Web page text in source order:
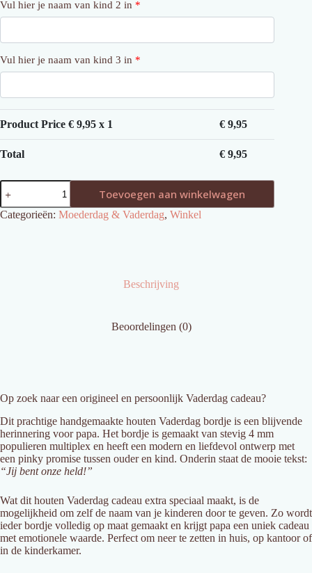
Vul hier je naam van kind 2 in *
Vul hier je naam van kind 3 in *
Product Price € 9,95 x 1 € 9,95
Total € 9,95
Vaderdagbordje
kinderen
aantal
Toevoegen aan winkelwagen
Categorieën: Moederdag & Vaderdag, Winkel
Beschrijving
Beoordelingen (0)
Op zoek naar een origineel en persoonlijk Vaderdag cadeau?
Dit prachtige handgemaakte houten Vaderdag bordje is een blijvende
herinnering voor papa. Het bordje is gemaakt van stevig 4 mm
populieren multiplex en heeft een modern en liefdevol ontwerp met
een pinky promise tussen ouder en kind. Onderin staat de mooie tekst:
“Jij bent onze held!”
Wat dit houten Vaderdag cadeau extra speciaal maakt, is de
mogelijkheid om zelf de naam van je kinderen door te geven. Zo wordt
ieder bordje volledig op maat gemaakt en krijgt papa een uniek cadeau
met emotionele waarde. Perfect om neer te zetten in huis, op kantoor of
in de kinderkamer.